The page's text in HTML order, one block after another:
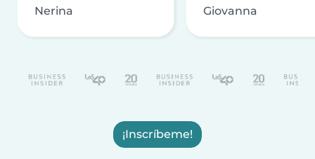
Nerina Giovanna
¡Inscríbeme!